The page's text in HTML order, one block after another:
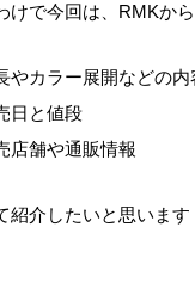
けで今回は、RMKか
やカラー展開などの内
日と値段
店舗や通販情報
紹介したいと思います